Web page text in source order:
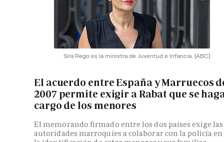
Sira Rego es la ministra de Juventud e Infancia. (ABC)
El acuerdo entre España y Marruecos
2007 permite exigir a Rabat que se
cargo de los menores
El memorando firmado entre los dos países exige las
autoridades marroquíes a colaborar con la policía en